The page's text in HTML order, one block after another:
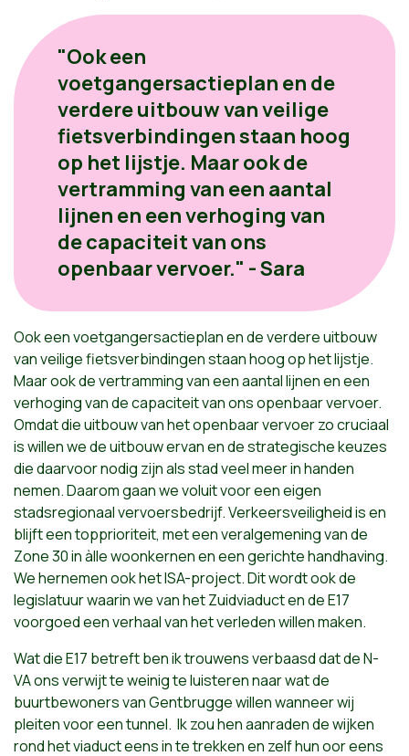
"Ook een
voetgangersactieplan en de
verdere uitbouw van veilige
fietsverbindingen staan hoog
op het lijstje. Maar ook de
vertramming van een aantal
lijnen en een verhoging van
de capaciteit van ons
openbaar vervoer." - Sara
Ook een voetgangersactieplan en de verdere uitbouw
van veilige fietsverbindingen staan hoog op het lijstje.
Maar ook de vertramming van een aantal lijnen en een
verhoging van de capaciteit van ons openbaar vervoer.
Omdat die uitbouw van het openbaar vervoer zo cruciaal
is willen we de uitbouw ervan en de strategische keuzes
die daarvoor nodig zijn als stad veel meer in handen
nemen. Daarom gaan we voluit voor een eigen
stadsregionaal vervoersbedrijf. Verkeersveiligheid is en
blijft een topprioriteit, met een veralgemening van de
Zone 30 in àlle woonkernen en een gerichte handhaving.
We hernemen ook het ISA-project. Dit wordt ook de
legislatuur waarin we van het Zuidviaduct en de E17
voorgoed een verhaal van het verleden willen maken.
Wat die E17 betreft ben ik trouwens verbaasd dat de N-
VA ons verwijt te weinig te luisteren naar wat de
buurtbewoners van Gentbrugge willen wanneer wij
pleiten voor een tunnel. Ik zou hen aanraden de wijken
rond het viaduct eens in te trekken en zelf hun oor eens